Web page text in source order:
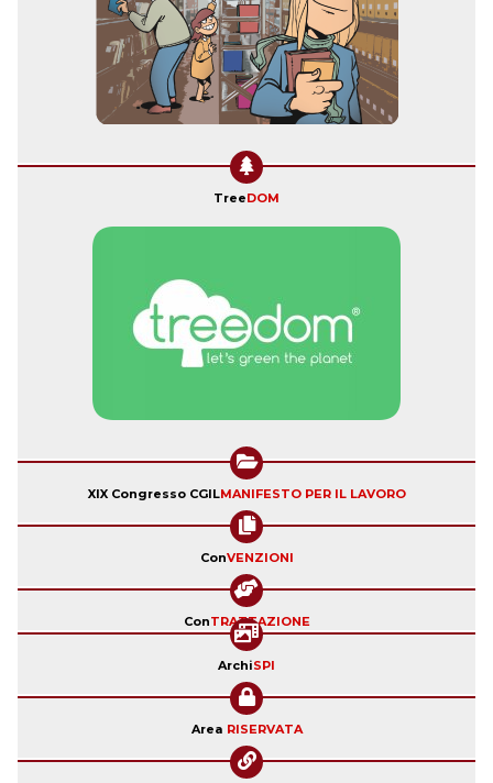
TreeDOM
XIX Congresso CGILMANIFESTO PER IL LAVORO
ConVENZIONI
ConTRATTAZIONE
ArchiSPI
Area RISERVATA